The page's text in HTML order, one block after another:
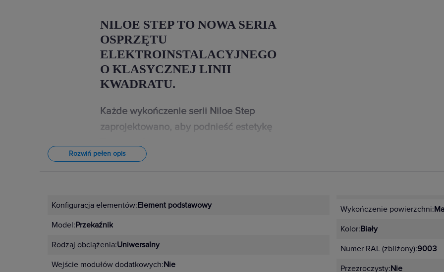
NILOE STEP TO NOWA SERIA
OSPRZĘTU
ELEKTROINSTALACYJNEGO
O KLASYCZNEJ LINII
KWADRATU.
Każde wykończenie serii Niloe Step
zaprojektowano, aby podnieść estetykę
Twojego domu.
W przypadku wystroju wnętrz znaczenie mają nawet
czarnym, aluminium i stalowym. Unikalne
kompozycje dopasowane do indywidualnych wnętrz
można stworzyć dzięki 10 kolorom ramek.
Rozwiń pełen opis
Konfiguracja elementów:Element podstawowy
Model:Przekaźnik
Rodzaj obciążenia:Uniwersalny
Wejście modułów dodatkowych:Nie
Wykończenie powierzchni:
Kolor:Biały
Numer RAL (zbliżony):9003
Przezroczysty:Nie